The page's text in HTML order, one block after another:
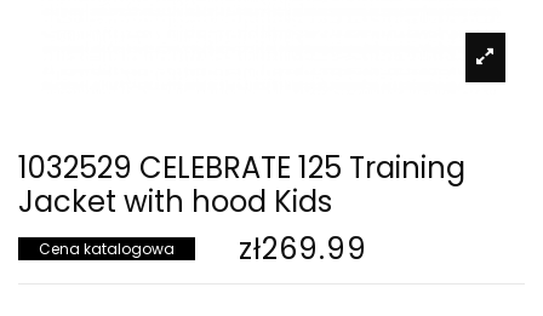
1032529 CELEBRATE 125 Training
Jacket with hood Kids
Cena katalogowa zł269.99